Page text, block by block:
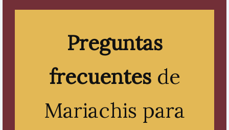
Preguntas
frecuentesde
Mariachis para